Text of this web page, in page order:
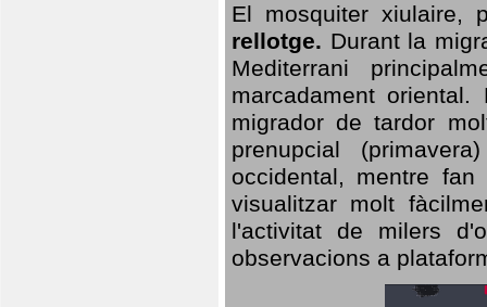
El mosquiter xiulaire,
rellotge. Durant la
Mediterrani
marcadament
migrador de tardor
prenupcial
occidental, mentre
visualitzar molt
l'activitat de milers
observacions a